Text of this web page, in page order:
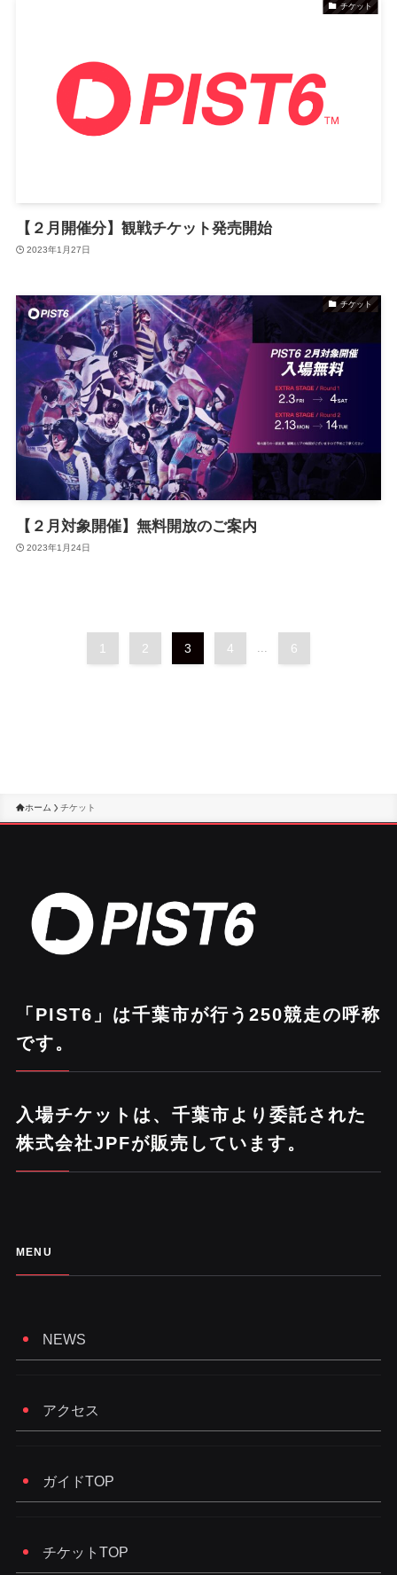
チケット
【２月開催分】観戦チケット発売開始
2023年1月27日
チケット
【２月対象開催】無料開放のご案内
2023年1月24日
1 2 3 4 ... 6
ホーム チケット
「PIST6」は千葉市が行う250競走の呼称
です。
入場チケットは、千葉市より委託された
株式会社JPFが販売しています。
MENU
NEWS
アクセス
ガイドTOP
チケットTOP